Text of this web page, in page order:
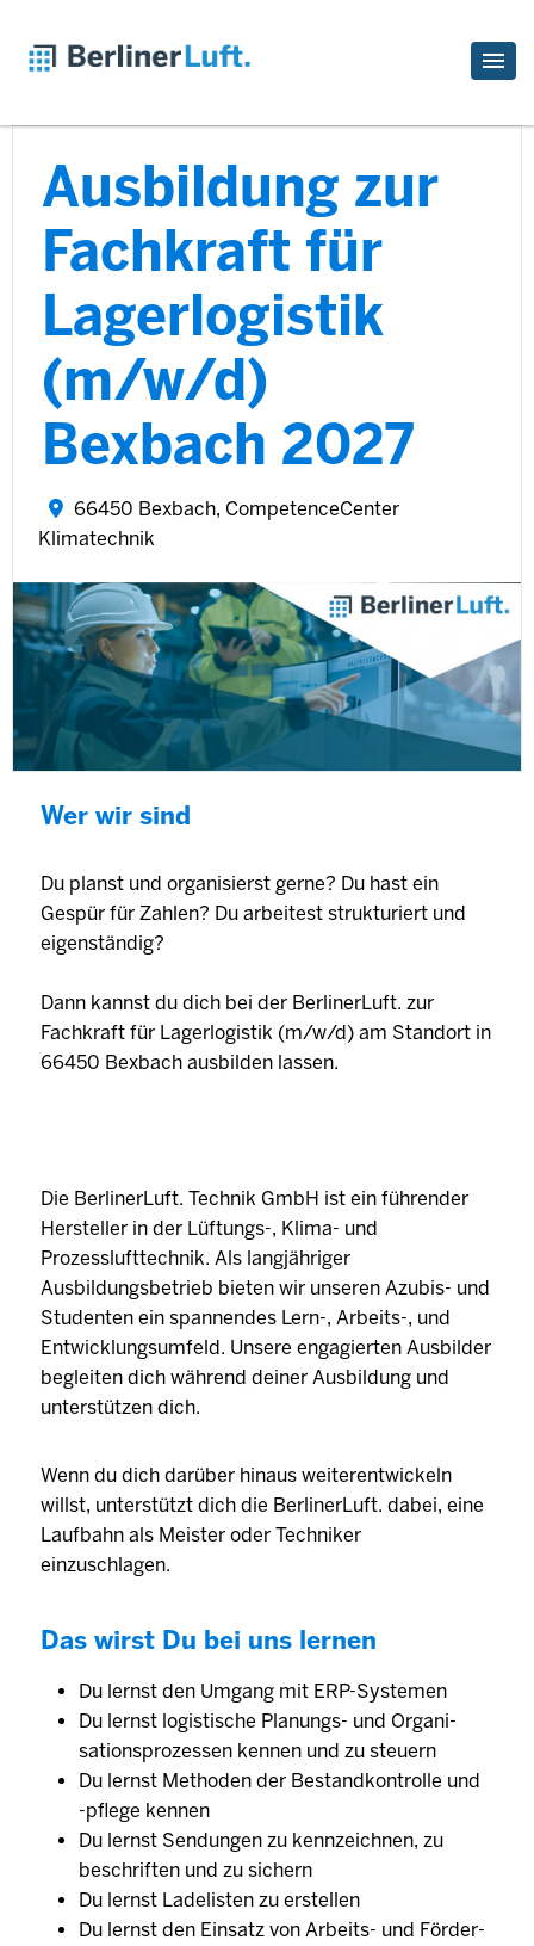
Ausbildung zur
Fachkraft für
Lagerlogistik
(m/w/d)
Bexbach 2027
66450 Bexbach, CompetenceCenter
Klimatechnik
Wer wir sind
Du planst und organisierst gerne? Du hast ein
Gespür für Zahlen? Du arbeitest strukturiert und
eigenständig?
Dann kannst du dich bei der BerlinerLuft. zur
Fachkraft für Lagerlogistik (m/w/d) am Standort in
66450 Bexbach ausbilden lassen.
Die BerlinerLuft. Technik GmbH ist ein führender
Hersteller in der Lüftungs-, Klima- und
Prozesslufttechnik. Als langjähriger
Ausbildungsbetrieb bieten wir unseren Azubis- und
Studenten ein spannendes Lern-, Arbeits-, und
Entwicklungsumfeld. Unsere engagierten Ausbilder
begleiten dich während deiner Ausbildung und
unterstützen dich.
Wenn du dich darüber hinaus weiterentwickeln
willst, unterstützt dich die BerlinerLuft. dabei, eine
Laufbahn als Meister oder Techniker
einzuschlagen.
Das wirst Du bei uns lernen
Du lernst den Umgang mit ERP-Systemen
Du lernst logistische Planungs- und Organi­
sations­prozessen kennen und zu steuern
Du lernst Methoden der Bestand­kontrolle und
-­pflege kennen
Du lernst Sen­dungen zu kenn­zeichnen, zu
beschriften und zu sichern
Du lernst Lade­listen zu erstellen
Du lernst den Einsatz von Arbeits- und Förder­